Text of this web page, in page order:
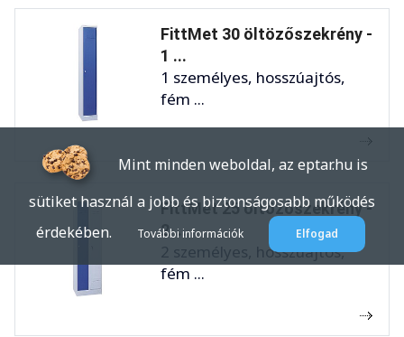
FittMet 30 öltözőszekrény -
1 ...
1 személyes, hosszúajtós,
fém ...
FittMet 25 öltözőszekrény -
2 ...
2 személyes, hosszúajtós,
fém ...
Mint minden weboldal, az eptar.hu is
sütiket használ a jobb és biztonságosabb működés
érdekében.
További információk Elfogad